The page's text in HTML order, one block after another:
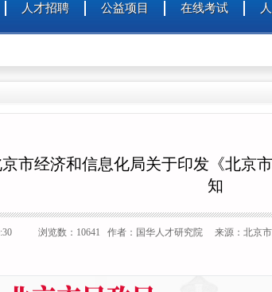
人才招聘 公益项目 在线考试
市经济和信息化局关于印发《北京
知
浏览数：10641 作者：国华人才研究院 来源：北京